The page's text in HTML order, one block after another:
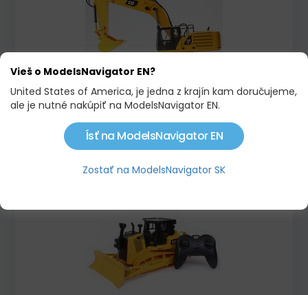
RC RÝPADLO CAT 336
115,00 €
Vieš o ModelsNavigator EN?
United States of America, je jedna z krajín kam doručujeme,
ale je nutné nakúpiť na ModelsNavigator EN.
Ísť na ModelsNavigator EN
Zostať na ModelsNavigator SK